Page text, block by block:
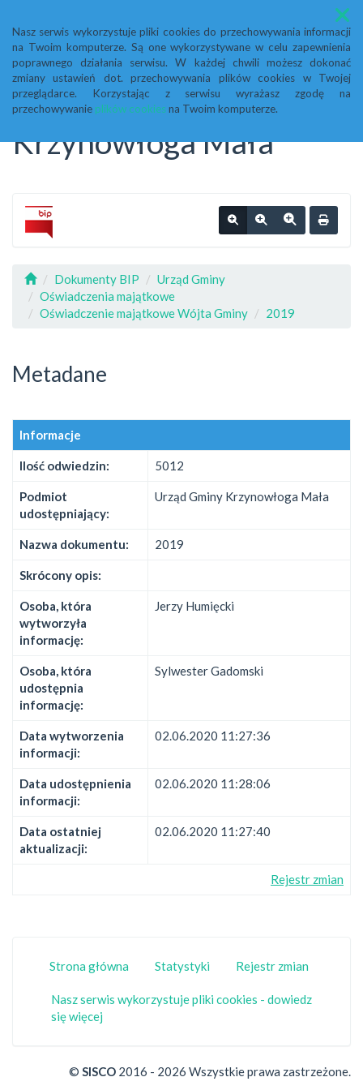
Nasz serwis wykorzystuje pliki cookies do przechowywania informacji
na Twoim komputerze. Są one wykorzystywane w celu zapewnienia
poprawnego działania serwisu. W każdej chwili możesz dokonać
zmiany ustawień dot. przechowywania plików cookies w Twojej
przeglądarce. Korzystając z serwisu wyrażasz zgodę na
przechowywanie plików cookiesna Twoim komputerze.
Menu
Biuletyn Informacji
Publicznej Urząd Gminy
Krzynowłoga Mała
Dokumenty BIP
Urząd Gminy
Oświadczenia majątkowe
Oświadczenie majątkowe Wójta Gminy
2019
Metadane
Informacje
Ilość odwiedzin: 5012
Podmiot
udostępniający:
Urząd Gminy Krzynowłoga Mała
Nazwa dokumentu: 2019
Skrócony opis:
Osoba, która
wytworzyła
informację:
Jerzy Humięcki
Osoba, która
udostępnia
informację:
Sylwester Gadomski
Data wytworzenia
informacji:
02.06.2020 11:27:36
Data udostępnienia
informacji:
02.06.2020 11:28:06
Data ostatniej
aktualizacji:
02.06.2020 11:27:40
Rejestr zmian
Strona główna Statystyki Rejestr zmian
Nasz serwis wykorzystuje pliki cookies - dowiedz
się więcej
© SISCO 2016 - 2026 Wszystkie prawa zastrzeżone.